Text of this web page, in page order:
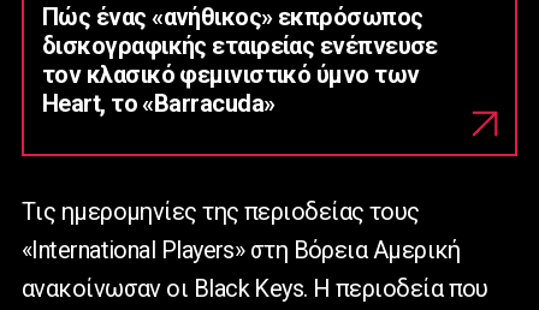
Πώς ένας «ανήθικος» εκπρόσωπος
δισκογραφικής εταιρείας ενέπνευσε
τον κλασικό φεμινιστικό ύμνο των
Heart, το «Barracuda»
Tις ημερομηνίες της περιοδείας τους
«International Players» στη Βόρεια Αμερική
ανακοίνωσαν οι Black Keys. Η περιοδεία που